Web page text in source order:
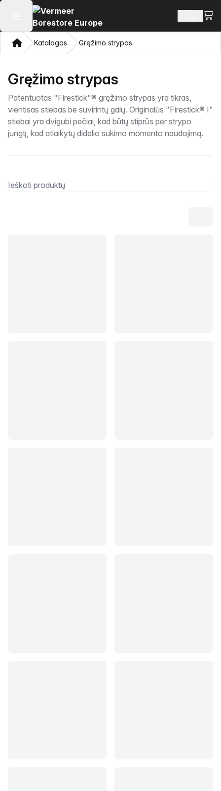
Atidaryti pagrindinį meniu Ieškoti
NamonKatalogas Gręžimo strypas
Gręžimo strypas
Patentuotas "Firestick"® gręžimo strypas yra tikras,
vientisas stiebas be suvirintų galų. Originalūs "Firestick® I"
stiebai yra dvigubi pečiai, kad būtų stiprūs per strypo
jungtį, kad atlaikytų didelio sukimo momento naudojimą.